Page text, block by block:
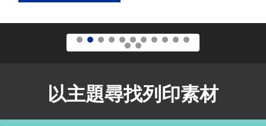
以主題尋找列印素材